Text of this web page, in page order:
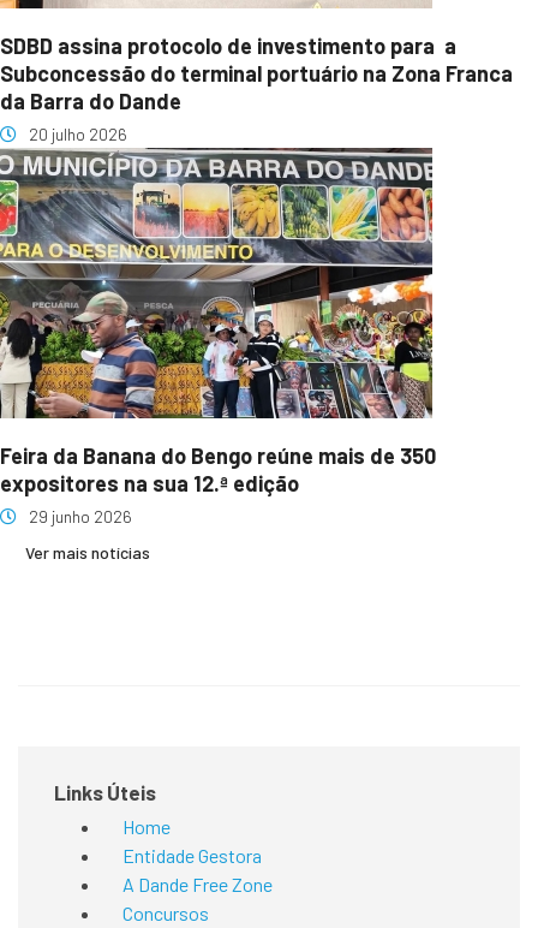
SDBD assina protocolo de investimento para a
Subconcessão do terminal portuário na Zona Franca
da Barra do Dande
20 julho 2026
Feira da Banana do Bengo reúne mais de 350
expositores na sua 12.ª edição
29 junho 2026
Ver mais notícias
Links Úteis
Home
Entidade Gestora
A Dande Free Zone
Concursos